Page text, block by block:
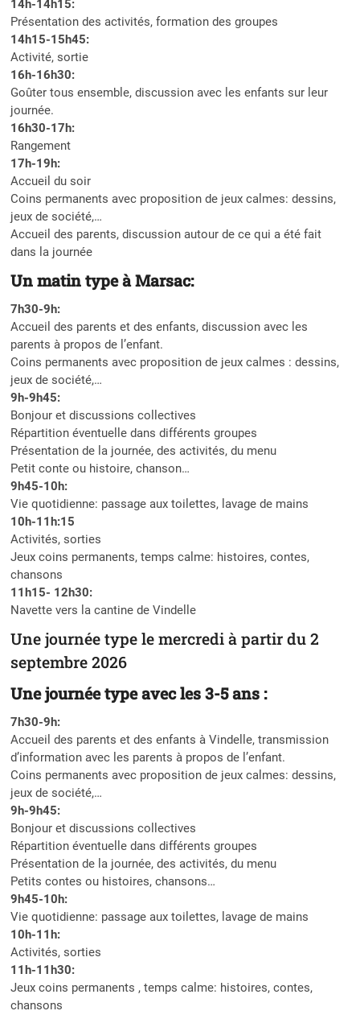
14h-14h15:
Présentation des activités, formation des groupes
14h15-15h45:
Activité, sortie
16h-16h30:
Goûter tous ensemble, discussion avec les enfants sur leur
journée.
16h30-17h:
Rangement
17h-19h:
Accueil du soir
Coins permanents avec proposition de jeux calmes: dessins,
jeux de société,…
Accueil des parents, discussion autour de ce qui a été fait
dans la journée
Un matin type à Marsac:
7h30-9h:
Accueil des parents et des enfants, discussion avec les
parents à propos de l’enfant.
Coins permanents avec proposition de jeux calmes : dessins,
jeux de société,…
9h-9h45:
Bonjour et discussions collectives
Répartition éventuelle dans différents groupes
Présentation de la journée, des activités, du menu
Petit conte ou histoire, chanson…
9h45-10h:
Vie quotidienne: passage aux toilettes, lavage de mains
10h-11h:15
Activités, sorties
Jeux coins permanents, temps calme: histoires, contes,
chansons
11h15- 12h30:
Navette vers la cantine de Vindelle
Une journée type le mercredi à partir du 2
septembre 2026
Une journée type avec les 3-5 ans :
7h30-9h:
Accueil des parents et des enfants à Vindelle, transmission
d’information avec les parents à propos de l’enfant.
Coins permanents avec proposition de jeux calmes: dessins,
jeux de société,…
9h-9h45:
Bonjour et discussions collectives
Répartition éventuelle dans différents groupes
Présentation de la journée, des activités, du menu
Petits contes ou histoires, chansons…
9h45-10h:
Vie quotidienne: passage aux toilettes, lavage de mains
10h-11h:
Activités, sorties
11h-11h30:
Jeux coins permanents , temps calme: histoires, contes,
chansons